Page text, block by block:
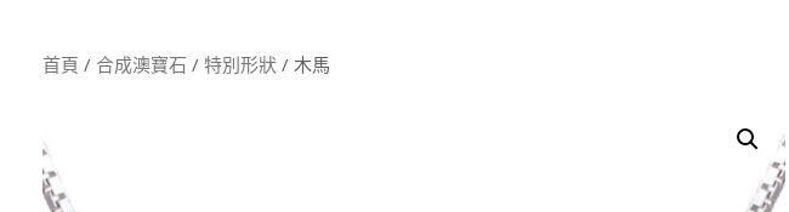
首頁 / 合成澳寶石 / 特別形狀 / 木馬